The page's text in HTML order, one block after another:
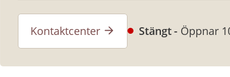
Kontaktcenter Stängt Öppnar